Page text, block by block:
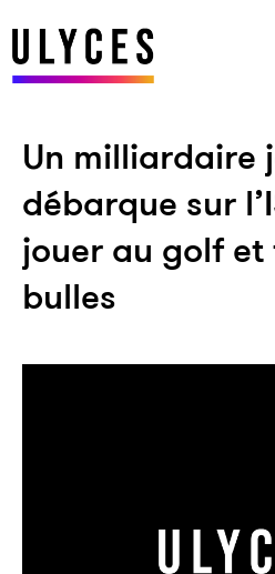
Un milliardaire
débarque sur
jouer au golf
bulles